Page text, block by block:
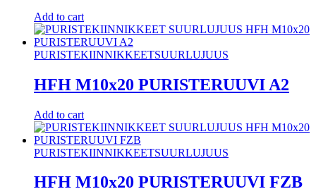
Add to cart
PURISTEKIINNIKKEETSUURLUJUUS
HFH M10x20 PURISTERUUVI A2
Add to cart
PURISTEKIINNIKKEETSUURLUJUUS
HFH M10x20 PURISTERUUVI FZB